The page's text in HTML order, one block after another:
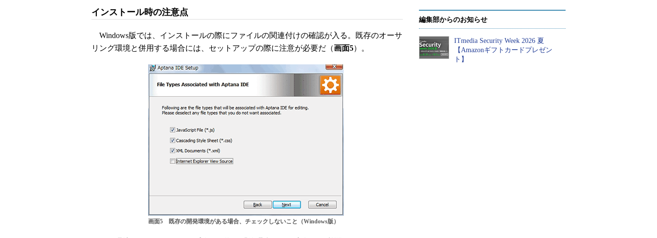
インストール時の注意点
Windows版では、インストールの際にファイルの関連付けの確認が入る。既存のオーサ
リング環境と併用する場合には、セットアップの際に注意が必要だ（画面5）。
画面5 既存の開発環境がある場合、チェックしないこと（Windows版）
編集部からのお知らせ
ITmedia Security Week 2026 夏
【Amazonギフトカードプレゼン
ト】